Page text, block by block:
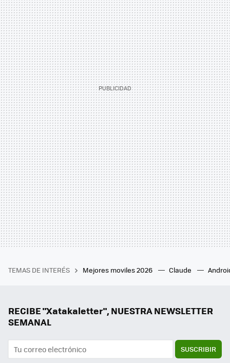
TEMAS DE INTERÉS Mejores moviles 2026 Claude
RECIBE "Xatakaletter", NUESTRA NEWSLETTER
SEMANAL
SUSCRIBIR